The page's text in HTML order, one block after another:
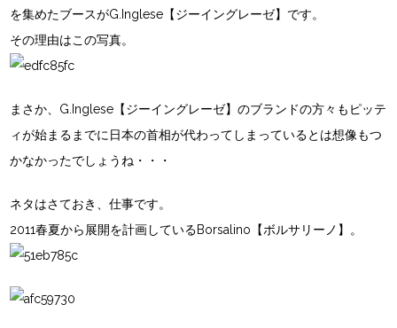
を集めたブースがG.Inglese【ジーイングレーゼ】です。
その理由はこの写真。
まさか、G.Inglese【ジーイングレーゼ】のブランドの方々もピッテ
ィが始まるまでに日本の首相が代わってしまっているとは想像もつ
かなかったでしょうね・・・
ネタはさておき、仕事です。
2011春夏から展開を計画しているBorsalino【ボルサリーノ】。